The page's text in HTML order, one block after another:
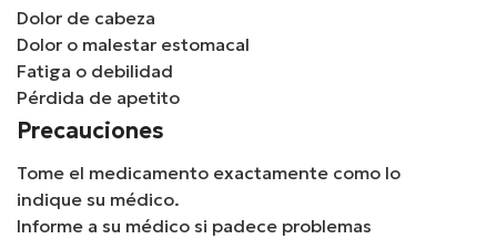
Dolor de cabeza
Dolor o malestar estomacal
Fatiga o debilidad
Pérdida de apetito
Precauciones
Tome el medicamento exactamente como lo
indique su médico.
Informe a su médico si padece problemas